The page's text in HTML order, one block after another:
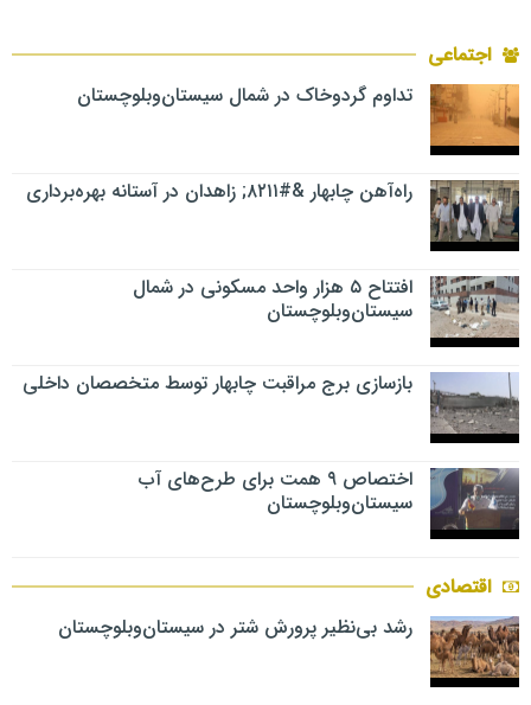
اجتماعی
تداوم گردوخاک در شمال سیستان‌وبلوچستان
راه‌آهن چابهار &#۸۲۱۱; زاهدان در آستانه بهره‌برداری
افتتاح ۵ هزار واحد مسکونی در شمال
سیستان‌وبلوچستان
بازسازی برج مراقبت چابهار توسط متخصصان داخلی
اختصاص ۹ همت برای طرح‌های آب
سیستان‌وبلوچستان
اقتصادی
رشد بی‌نظیر پرورش شتر در سیستان‌وبلوچستان